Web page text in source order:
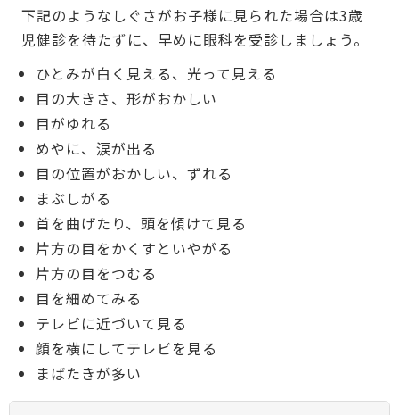
下記のようなしぐさがお子様に見られた場合は3歳
児健診を待たずに、早めに眼科を受診しましょう。
ひとみが白く見える、光って見える
目の大きさ、形がおかしい
目がゆれる
めやに、涙が出る
目の位置がおかしい、ずれる
まぶしがる
首を曲げたり、頭を傾けて見る
片方の目をかくすといやがる
片方の目をつむる
目を細めてみる
テレビに近づいて見る
顔を横にしてテレビを見る
まばたきが多い